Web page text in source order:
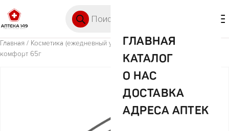
ГЛАВНАЯ
КАТАЛОГ
О НАС
ДОСТАВКА
АДРЕСА АПТЕК
Главная / Косметика (ежедневный уход) / Арко крем для бритья
комфорт 65г